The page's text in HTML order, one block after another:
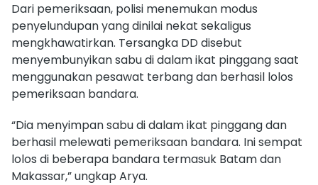
Dari pemeriksaan, polisi menemukan modus
penyelundupan yang dinilai nekat sekaligus
mengkhawatirkan. Tersangka DD disebut
menyembunyikan sabu di dalam ikat pinggang saat
menggunakan pesawat terbang dan berhasil lolos
pemeriksaan bandara.
“Dia menyimpan sabu di dalam ikat pinggang dan
berhasil melewati pemeriksaan bandara. Ini sempat
lolos di beberapa bandara termasuk Batam dan
Makassar,” ungkap Arya.